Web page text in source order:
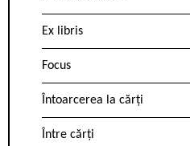
Ex libris
Focus
Întoarcerea la cărți
Între cărți